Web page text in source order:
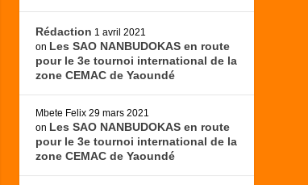
Rédaction 1 avril 2021
on Les SAO NANBUDOKAS en route
pour le 3e tournoi international de la
zone CEMAC de Yaoundé
Mbete Felix 29 mars 2021
on Les SAO NANBUDOKAS en route
pour le 3e tournoi international de la
zone CEMAC de Yaoundé